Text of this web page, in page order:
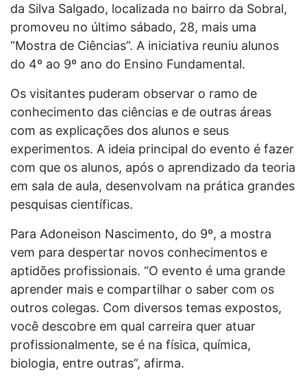
da Silva Salgado, localizada no bairro da Sobral,
promoveu no último sábado, 28, mais uma
“Mostra de Ciências”. A iniciativa reuniu alunos
do 4º ao 9º ano do Ensino Fundamental.
Os visitantes puderam observar o ramo de
conhecimento das ciências e de outras áreas
com as explicações dos alunos e seus
experimentos. A ideia principal do evento é fazer
com que os alunos, após o aprendizado da teoria
em sala de aula, desenvolvam na prática grandes
pesquisas científicas.
Para Adoneison Nascimento, do 9º, a mostra
vem para despertar novos conhecimentos e
aptidões profissionais. “O evento é uma grande
aprender mais e compartilhar o saber com os
outros colegas. Com diversos temas expostos,
você descobre em qual carreira quer atuar
profissionalmente, se é na física, química,
biologia, entre outras”, afirma.